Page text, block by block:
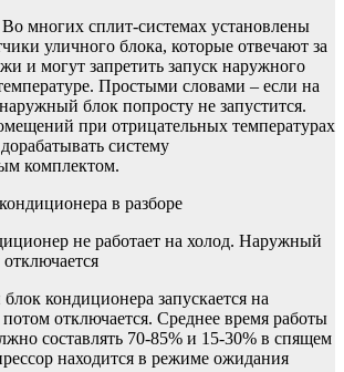
многих сплит-системах установлены
уличного блока, которые отвечают за
и могут запретить запуск наружного
Простыми словами – если на
блок попросту не запустится.
при отрицательных температурах
систему
комплектом.
не работает на холод. Наружный
отключается
кондиционера запускается на
потом отключается. Среднее время работы
составлять 70-85% и 15-30% в спящем
находится в режиме ожидания